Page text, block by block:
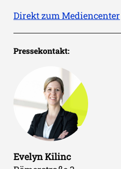
Direkt zum Mediencenter
Pressekontakt:
Evelyn Kilinc